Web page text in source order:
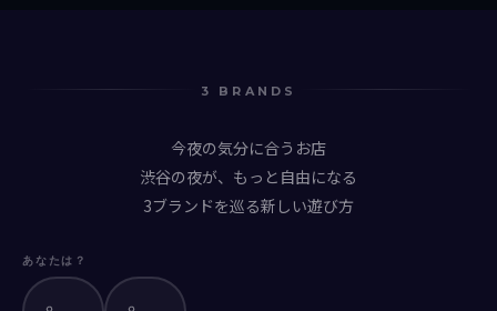
3 BRANDS
今夜の気分に合うお店
渋谷の夜が、もっと自由になる
3ブランドを巡る新しい遊び方
あなたは？